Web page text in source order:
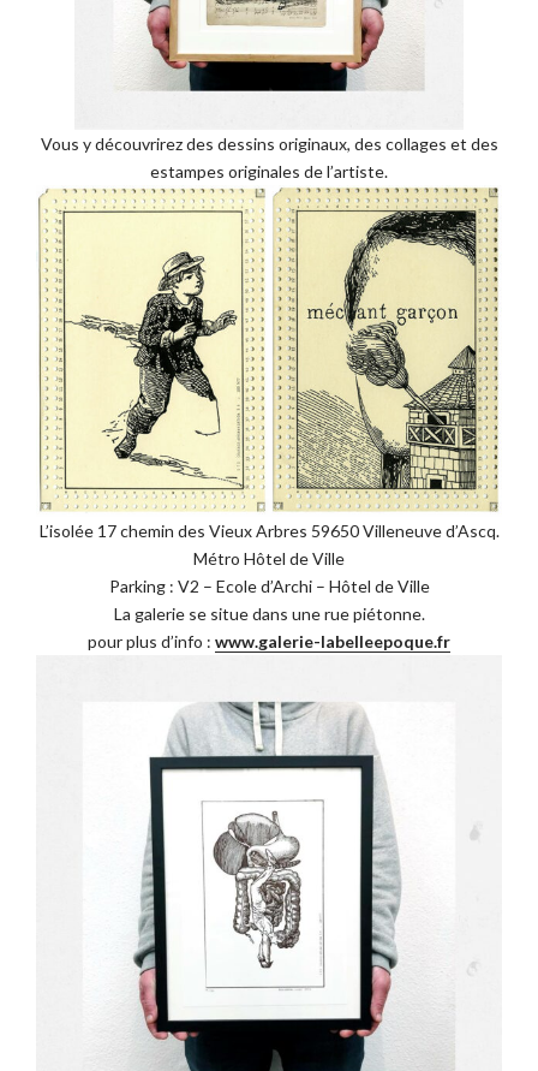
Vous y découvrirez des dessins originaux, des collages et des
estampes originales de l’artiste.
L’isolée 17 chemin des Vieux Arbres 59650 Villeneuve d’Ascq.
Métro Hôtel de Ville
Parking : V2 – Ecole d’Archi – Hôtel de Ville
La galerie se situe dans une rue piétonne.
pour plus d’info : www.galerie-labelleepoque.fr